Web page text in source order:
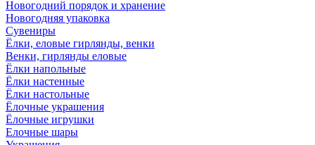
Новогодний порядок и хранение
Новогодняя упаковка
Сувениры
Ёлки, еловые гирлянды, венки
Венки, гирлянды еловые
Ёлки напольные
Ёлки настенные
Ёлки настольные
Ёлочные украшения
Ёлочные игрушки
Елочные шары